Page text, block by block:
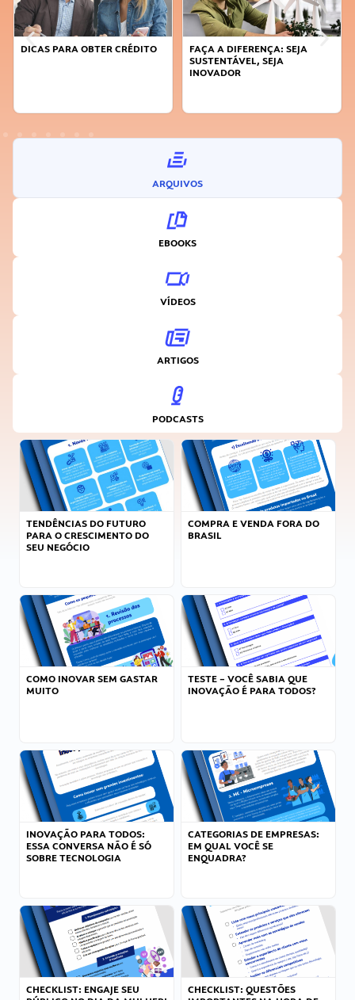
DICAS PARA OBTER CRÉDITO
FAÇA A DIFERENÇA: SEJA
SUSTENTÁVEL, SEJA
INOVADOR
ARQUIVOS
EBOOKS
VÍDEOS
ARTIGOS
PODCASTS
TENDÊNCIAS DO FUTURO
PARA O CRESCIMENTO DO
SEU NEGÓCIO
COMPRA E VENDA FORA DO
BRASIL
COMO INOVAR SEM GASTAR
MUITO
TESTE – VOCÊ SABIA QUE
INOVAÇÃO É PARA TODOS?
INOVAÇÃO PARA TODOS:
ESSA CONVERSA NÃO É SÓ
SOBRE TECNOLOGIA
CATEGORIAS DE EMPRESAS:
EM QUAL VOCÊ SE
ENQUADRA?
CHECKLIST: ENGAJE SEU
CHECKLIST: QUESTÕES